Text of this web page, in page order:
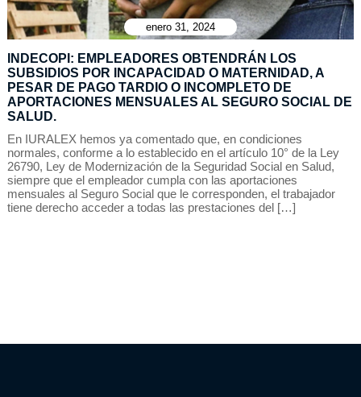
enero 31, 2024
INDECOPI: EMPLEADORES OBTENDRÁN LOS
SUBSIDIOS POR INCAPACIDAD O MATERNIDAD, A
PESAR DE PAGO TARDIO O INCOMPLETO DE
APORTACIONES MENSUALES AL SEGURO SOCIAL DE
SALUD.
En IURALEX hemos ya comentado que, en condiciones
normales, conforme a lo establecido en el artículo 10° de la Ley
26790, Ley de Modernización de la Seguridad Social en Salud,
siempre que el empleador cumpla con las aportaciones
mensuales al Seguro Social que le corresponden, el trabajador
tiene derecho acceder a todas las prestaciones del […]